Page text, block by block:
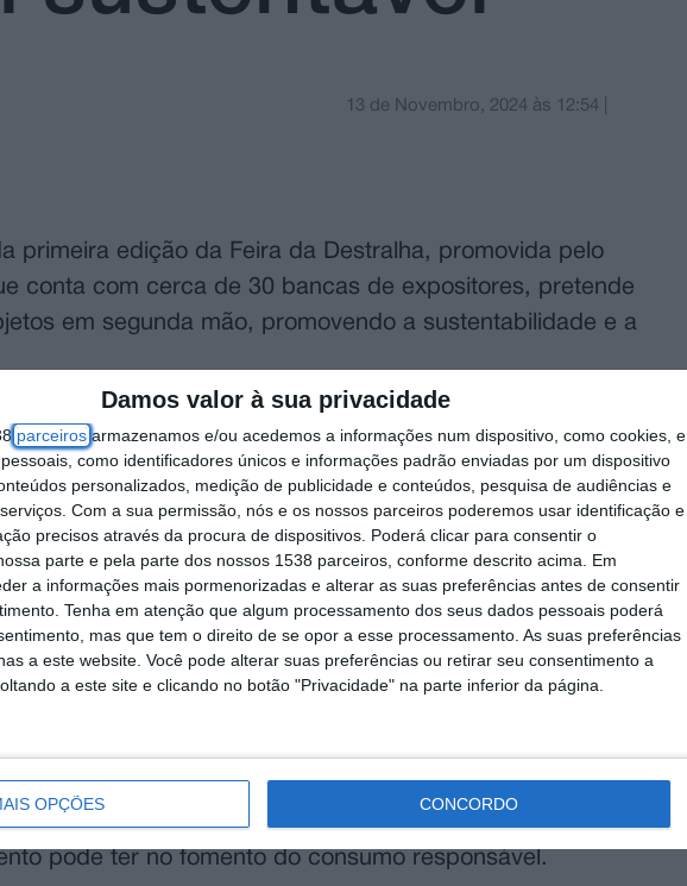
Damos valor à sua privacidade
parceirosarmazenamos e/ou acedemos a informações num dispositivo, como cookies, e
como identificadores únicos e informações padrão enviadas por um dispositivo
personalizados, medição de publicidade e conteúdos, pesquisa de audiências e
Com a sua permissão, nós e os nossos parceiros poderemos usar identificação e
precisos através da procura de dispositivos. Poderá clicar para consentir o
parte e pela parte dos nossos 1538 parceiros, conforme descrito acima. Em
a informações mais pormenorizadas e alterar as suas preferências antes de consentir
Tenha em atenção que algum processamento dos seus dados pessoais poderá
mas que tem o direito de se opor a esse processamento. As suas preferências
a este website. Você pode alterar suas preferências ou retirar seu consentimento a
a este site e clicando no botão "Privacidade" na parte inferior da página.
OPÇÕES CONCORDO
13 de Novembro, 2024 às 12:54
primeira edição da Feira da Destralha, promovida pelo
conta com cerca de 30 bancas de expositores, pretende
em segunda mão, promovendo a sustentabilidade e a
inscritos ultrapassou a meta inicial antes do prazo
adoção de práticas de consumo mais conscientes e
explorar uma variedade de produtos com história, enquanto
uma experiência completa para quem decidir passar
gratuito de colagem com a artista Marta San,
explorar técnicas de DIY analógico e dar asas à
a feira tem um significado especial. “Queremos que a Feira
usados; queremos que se torne um ponto de encontro
e ganha uma nova vida nas mãos de alguém que a
pode ter no fomento do consumo responsável.